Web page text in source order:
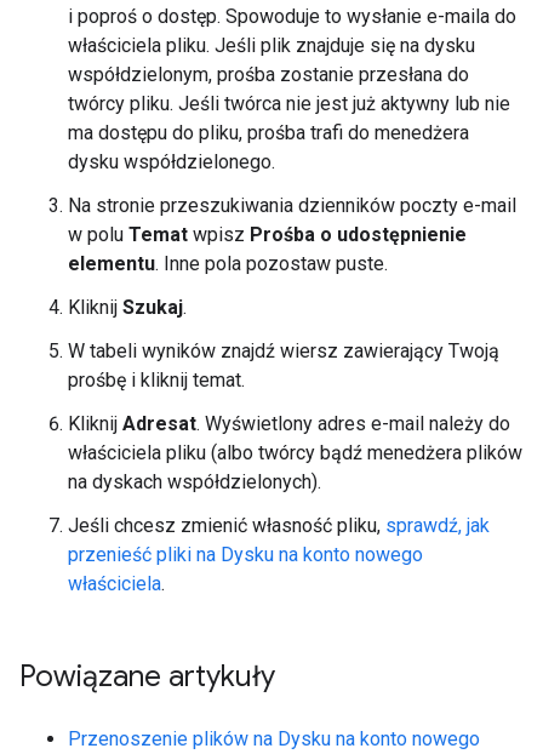
i poproś o dostęp. Spowoduje to wysłanie e-maila do
właściciela pliku. Jeśli plik znajduje się na dysku
współdzielonym, prośba zostanie przesłana do
twórcy pliku. Jeśli twórca nie jest już aktywny lub nie
ma dostępu do pliku, prośba trafi do menedżera
dysku współdzielonego.
Na stronie przeszukiwania dzienników poczty e-mail
w polu Temat wpisz Prośba o udostępnienie
elementu. Inne pola pozostaw puste.
Kliknij Szukaj.
W tabeli wyników znajdź wiersz zawierający Twoją
prośbę i kliknij temat.
Kliknij Adresat. Wyświetlony adres e-mail należy do
właściciela pliku (albo twórcy bądź menedżera plików
na dyskach współdzielonych).
Jeśli chcesz zmienić własność pliku, sprawdź, jak
przenieść pliki na Dysku na konto nowego
właściciela.
Powiązane artykuły
Przenoszenie plików na Dysku na konto nowego